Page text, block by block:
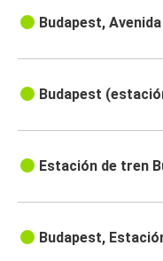
Budapest,
Budapest
Estación de tren
Budapest,